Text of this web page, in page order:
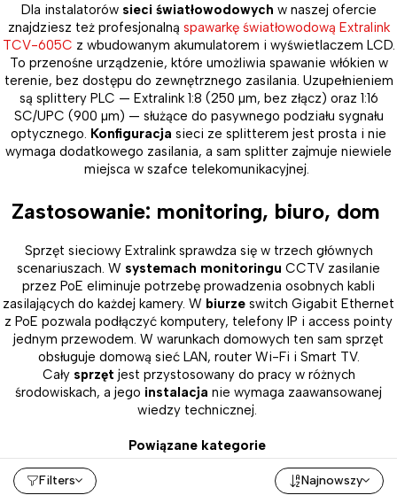
Filters Najnowszy
Dla instalatorów sieci światłowodowych w naszej ofercie
znajdziesz też profesjonalną spawarkę światłowodową Extralink
TCV-605C z wbudowanym akumulatorem i wyświetlaczem LCD.
To przenośne urządzenie, które umożliwia spawanie włókien w
terenie, bez dostępu do zewnętrznego zasilania. Uzupełnieniem
są splittery PLC — Extralink 1:8 (250 µm, bez złącz) oraz 1:16
SC/UPC (900 µm) — służące do pasywnego podziału sygnału
optycznego. Konfiguracja sieci ze splitterem jest prosta i nie
wymaga dodatkowego zasilania, a sam splitter zajmuje niewiele
miejsca w szafce telekomunikacyjnej.
Zastosowanie: monitoring, biuro, dom
Sprzęt sieciowy Extralink sprawdza się w trzech głównych
scenariuszach. W systemach monitoringu CCTV zasilanie
przez PoE eliminuje potrzebę prowadzenia osobnych kabli
zasilających do każdej kamery. W biurze switch Gigabit Ethernet
z PoE pozwala podłączyć komputery, telefony IP i access pointy
jednym przewodem. W warunkach domowych ten sam sprzęt
obsługuje domową sieć LAN, router Wi-Fi i Smart TV.
Cały sprzęt jest przystosowany do pracy w różnych
środowiskach, a jego instalacja nie wymaga zaawansowanej
wiedzy technicznej.
Powiązane kategorie
Sprzęt sieciowy warto uzupełnić o pozostałe akcesoriaz naszej
oferty. W dziale
znajdziesz dodatkowe komponenty